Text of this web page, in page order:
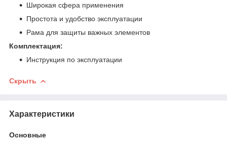
Широкая сфера применения
Простота и удобство эксплуатации
Рама для защиты важных элементов
Комплектация:
Инструкция по эксплуатации
Скрыть
Характеристики
Основные